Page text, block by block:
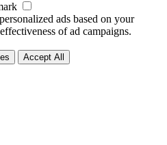
ads based on your
of ad campaigns.
Accept All